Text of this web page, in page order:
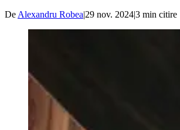
De Alexandru Robea|29 nov. 2024|3 min citire